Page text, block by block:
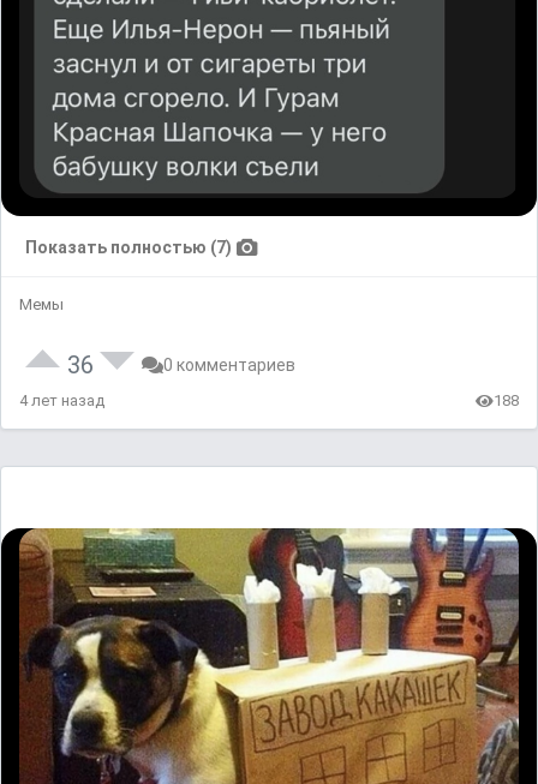
Показать полностью (7)
Мемы
36 0 комментариев
4 лет назад 188